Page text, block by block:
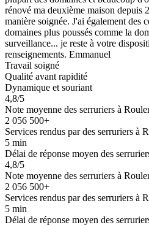
rénové ma deuxième maison depuis
manière soignée. J'ai également des
domaines plus poussés comme la
surveillance... je reste à votre
renseignements. Emmanuel
Travail soigné
Qualité avant rapidité
Dynamique et souriant
4,8/5
Note moyenne des serruriers à
2 056 500+
Services rendus par des serruriers à
5 min
Délai de réponse moyen des
4,8/5
Note moyenne des serruriers à
2 056 500+
Services rendus par des serruriers à
5 min
Délai de réponse moyen des